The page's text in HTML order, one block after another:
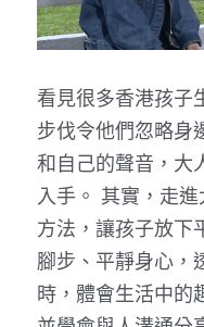
看見很多香港孩子
步伐令他們忽略身
和自己的聲音，大
入手。 其實，走
方法，讓孩子放下
腳步、平靜身心，
時，體會生活中的